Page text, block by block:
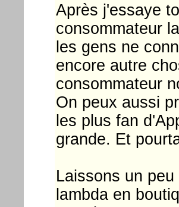
Après j'essaye
consommateur
les gens ne
encore autre
consommateur
On peux aussi
les plus fan
grande. Et
Laissons un
lambda en